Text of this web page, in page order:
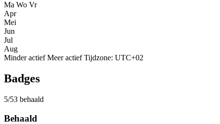
Ma Wo Vr
Apr
Mei
Jun
Jul
Aug
Minder actiefMeer actiefTijdzone: UTC+02
Badges
5/53 behaald
Behaald